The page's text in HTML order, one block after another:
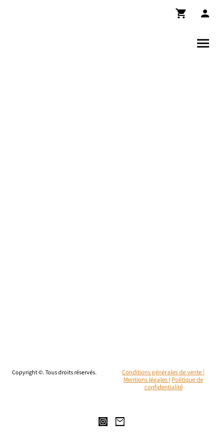
Copyright ©. Tous droits réservés.
Conditions générales de vente |
Mentions légales | Politique de
confidentialité